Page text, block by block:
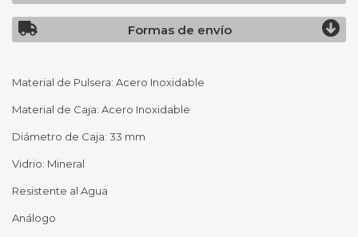
Formas de envío
Material de Pulsera: Acero Inoxidable
Material de Caja: Acero Inoxidable
Diámetro de Caja: 33 mm
Vidrio: Mineral
Resistente al Agua
Análogo